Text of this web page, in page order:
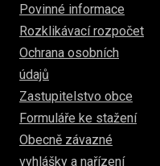
Povinné informace
Rozklikávací rozpočet
Ochrana osobních
údajů
Zastupitelstvo obce
Formuláře ke stažení
Obecně závazné
vyhlášky a nařízení